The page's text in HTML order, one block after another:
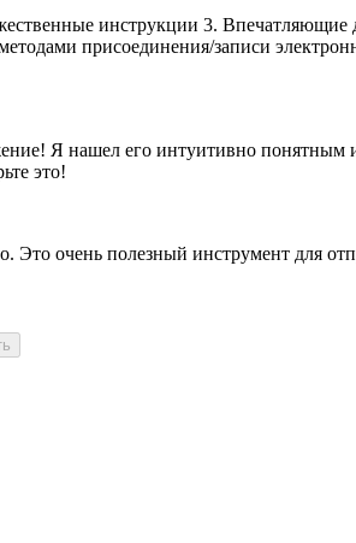
инструкции 3.
присоединения/записи
Я нашел его интуитивно
это!
Это очень полезный инструмент для